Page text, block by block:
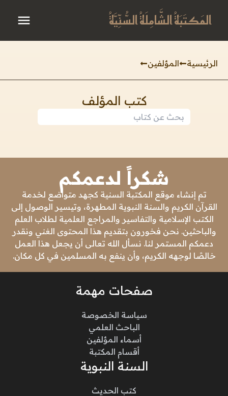
المَكتَبَةُ الشَّامِلَةُ السُّنِّيَّةُ
الرئيسية المؤلفين
كتب المؤلف
شكراً لدعمكم
تم إنشاء موقع المكتبة السنية كجهد متواضع لخدمة
القرآن الكريم والسنة النبوية المطهرة، وتيسير الوصول إلى
الكتب الإسلامية والتفاسير والمراجع العلمية لطلاب العلم
والباحثين. نحن فخورون بتقديم هذا المحتوى الغني ونقدر
دعمكم المستمر لنا. نسأل الله تعالى أن يجعل هذا العمل
خالصًا لوجهه الكريم، وأن ينفع به المسلمين في كل مكان.
صفحات مهمة
سياسة الخصوصة
الباحث العلمي
أسماء المؤلفين
أقسام المكتبة
السنة النبوية
كتب الحديث